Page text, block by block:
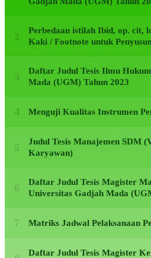
Perbedaan istilah Ibid, op. cit,
Kaki / Footnote untuk
Daftar Judul Tesis Ilmu
Mada (UGM) Tahun 2023
Menguji Kualitas Instrumen
Judul Tesis Manajemen SDM
Karyawan)
Daftar Judul Tesis Magister
Universitas Gadjah Mada
Matriks Jadwal Pelaksanaan
Daftar Judul Tesis Magister